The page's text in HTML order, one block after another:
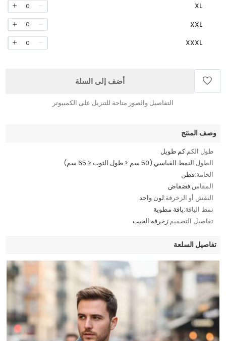
XL
0
XXL
0
XXXL
0
أضف إلى السلة
التفاصيل والصور متاحة للتنزيل على الكمبيوتر
وصف المنتج
طول الكم:كم طويل
الطول:النمط القياسي (50 سم < طول الثوب ≤ 65 سم)
الخامة:قطن
المقاس:فضفاض
النقش أو الزخرفة:لون واحد
نمط الياقة:ياقة مطوية
تفاصيل التصميم:زخرفة الجيب
تفاصيل السلعة